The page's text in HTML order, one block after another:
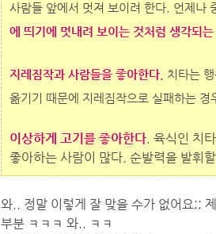
사람들 앞에서 멋져 보이려 한다. 언제나
에 띄기에 멋내려 보이는 것처럼 생각되
지레짐작과 사람들을 좋아한다. 치타는
옮기기 때문에 지레짐작으로 실패하는 경
이상하게 고기를 좋아한다. 육식인 치
좋아하는 사람이 많다. 순발력을 발휘
와.. 정말 이렇게 잘 맞을 수가 없어요;;
부분 ㅋㅋㅋ 와.. ㅋㅋ